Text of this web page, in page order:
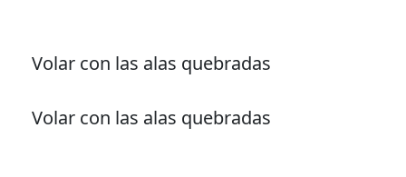
Volar con las alas quebradas
Volar con las alas quebradas